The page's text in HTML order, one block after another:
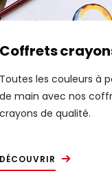
Coffrets
Toutes les couleurs à
de main avec nos
crayons de qualité.
DÉCOUVRIR